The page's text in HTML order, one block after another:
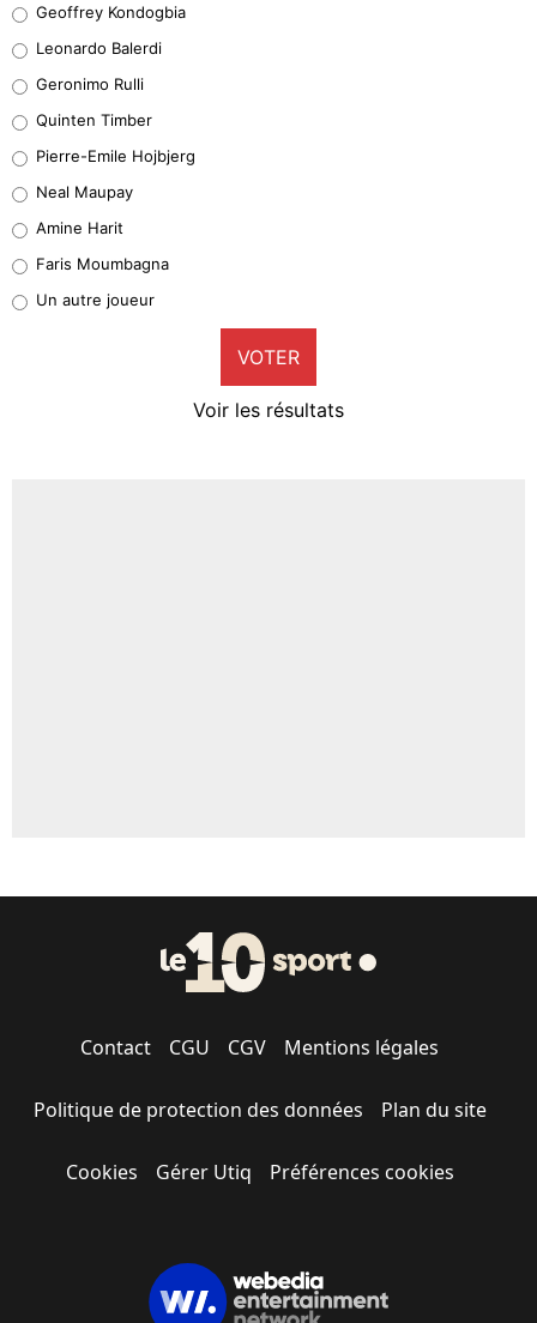
38%
32%
5%
1%
9%
Geoffrey Kondogbia
Leonardo Balerdi
Geronimo Rulli
Quinten Timber
Pierre-Emile Hojbjerg
Neal Maupay
Amine Harit
Faris Moumbagna
Un autre joueur
VOTER
Voir les résultats
Contact CGU CGV Mentions légales
Politique de protection des données Plan du site
Cookies Gérer Utiq Préférences cookies